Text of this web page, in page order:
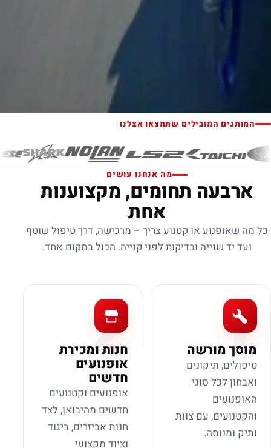
המותגים המובילים שתמצאו אצלנו
מה אנחנו עושים
ארבעה תחומים, מקצוענות
אחת
כל מה שאופנוע או קטנוע צריך – מרכישה, דרך טיפול שוטף
ועד יד שנייה ובדיקות לפני קנייה. הכול במקום אחד.
1
מוסך מורשה
טיפולים, תיקונים
ואבחון לכל סוגי
האופנועים
והקטנועים, עם צוות
ותיק ומנוסה.
2
חנות ומכירת
אופנועים
חדשים
אופנועים וקטנועים
חדשים מהיבואן, לצד
חנות אביזרים, ביגוד
וציוד מקצועי